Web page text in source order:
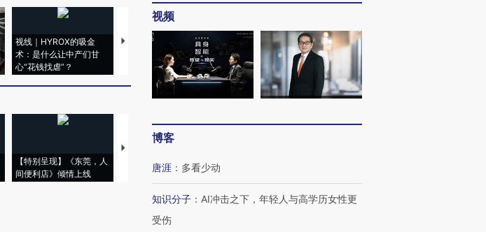
视线｜HYROX的吸金
术：是什么让中产们甘
心“花钱找虐”？
马航飞行员跨国走私7万
粒摇头丸 尿检体内含3种
视线｜被称为“蟑螂”的印
度Z世代 用街头抗争将教
育部长拱下台
视线｜“入侵”还是“人道危
机”？难民潮撕裂西班牙
飞地休达
【特别呈现】《东莞，人
间便利店》倾情上线
【推广】走进第四届链博
会，让数智科技“链”接产
视频
博客
唐涯 ： 多看少动
知识分子 ： AI冲击之下，年轻人与高学历女性更
受伤